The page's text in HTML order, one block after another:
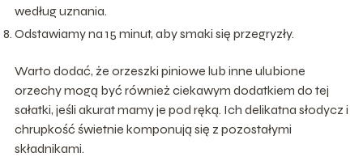
według uznania.
Odstawiamy na 15 minut, aby smaki się przegryzły.
Warto dodać, że orzeszki piniowe lub inne ulubione
orzechy mogą być również ciekawym dodatkiem do tej
sałatki, jeśli akurat mamy je pod ręką. Ich delikatna słodycz i
chrupkość świetnie komponują się z pozostałymi
składnikami.